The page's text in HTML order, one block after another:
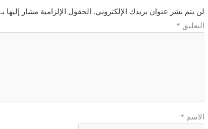
لن يتم نشر عنوان بريدك الإلكتروني. الحقول الإلزامية مشار إليها بـ
التعليق *
الاسم *